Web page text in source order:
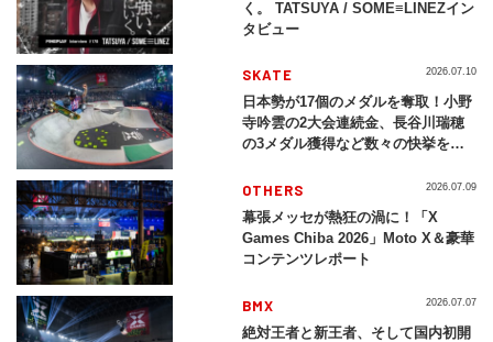
く。 TATSUYA / SOME≡LINEZイン
タビュー
SKATE
日本勢が17個のメダルを奪取！小野
寺吟雲の2大会連続金、長谷川瑞穂
の3メダル獲得など数々の快挙をプ
2026」
2026.07.10
OTHERS
幕張メッセが熱狂の渦に！「X
Games Chiba 2026」Moto X＆豪華
コンテンツレポート
2026.07.09
BMX
絶対王者と新王者、そして国内初開
2026.07.07